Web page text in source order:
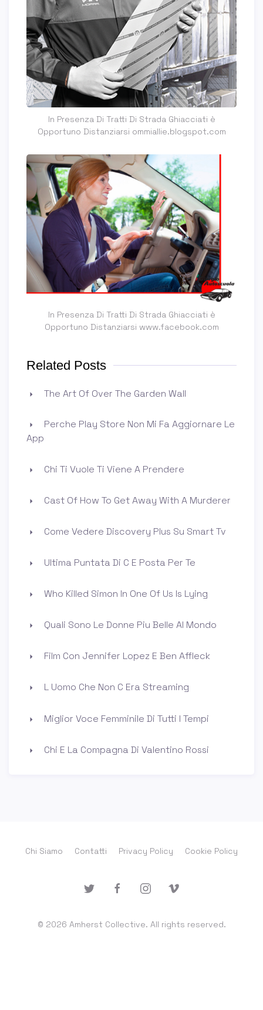
In Presenza Di Tratti Di Strada Ghiacciati è
Opportuno Distanziarsi ommiallie.blogspot.com
In Presenza Di Tratti Di Strada Ghiacciati è
Opportuno Distanziarsi www.facebook.com
Related Posts
The Art Of Over The Garden Wall
Perche Play Store Non Mi Fa Aggiornare Le
App
Chi Ti Vuole Ti Viene A Prendere
Cast Of How To Get Away With A Murderer
Come Vedere Discovery Plus Su Smart Tv
Ultima Puntata Di C E Posta Per Te
Who Killed Simon In One Of Us Is Lying
Quali Sono Le Donne Piu Belle Al Mondo
Film Con Jennifer Lopez E Ben Affleck
L Uomo Che Non C Era Streaming
Miglior Voce Femminile Di Tutti I Tempi
Chi E La Compagna Di Valentino Rossi
Chi Siamo Contatti Privacy Policy Cookie Policy
© 2026 Amherst Collective. All rights reserved.